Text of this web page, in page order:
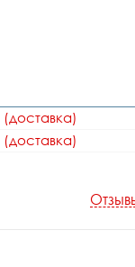
(доставка)
(доставка)